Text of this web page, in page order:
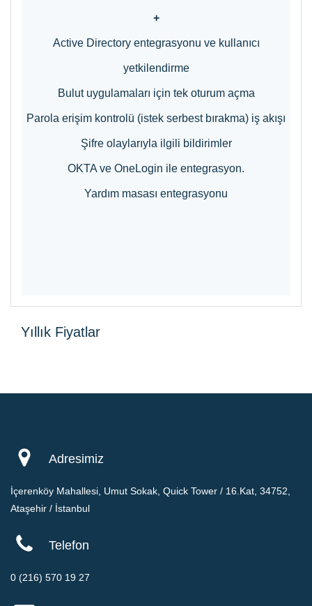
+
Active Directory entegrasyonu ve kullanıcı
yetkilendirme
Bulut uygulamaları için tek oturum açma
Parola erişim kontrolü (istek serbest bırakma) iş akışı
Şifre olaylarıyla ilgili bildirimler
OKTA ve OneLogin ile entegrasyon.
Yardım masası entegrasyonu
Yıllık Fiyatlar
Adresimiz
İçerenköy Mahallesi, Umut Sokak, Quick Tower / 16.Kat, 34752,
Ataşehir / İstanbul
Telefon
0 (216) 570 19 27